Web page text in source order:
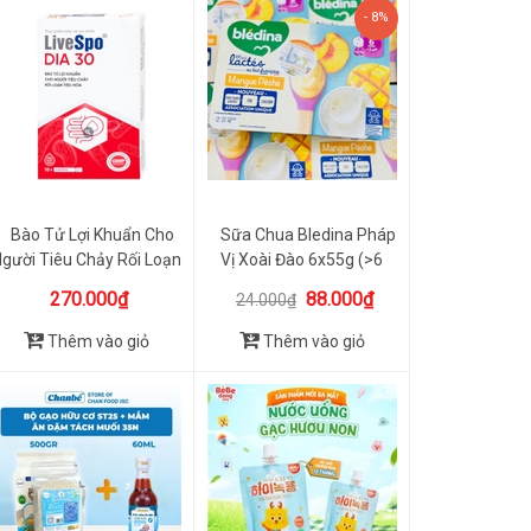
Bào Tử Lợi Khuẩn Cho
Tiêu Chảy Rối Loạn
270.000₫
Thêm vào giỏ
- 8%
Sữa Chua Bledina Pháp
Vị Xoài Đào 6x55g (>6
24.000₫ 88.000₫
Thêm vào giỏ